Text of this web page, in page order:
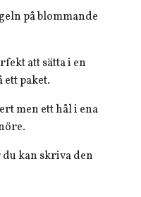
på blommande
att sätta i en
paket.
men ett hål i ena
kan skriva den